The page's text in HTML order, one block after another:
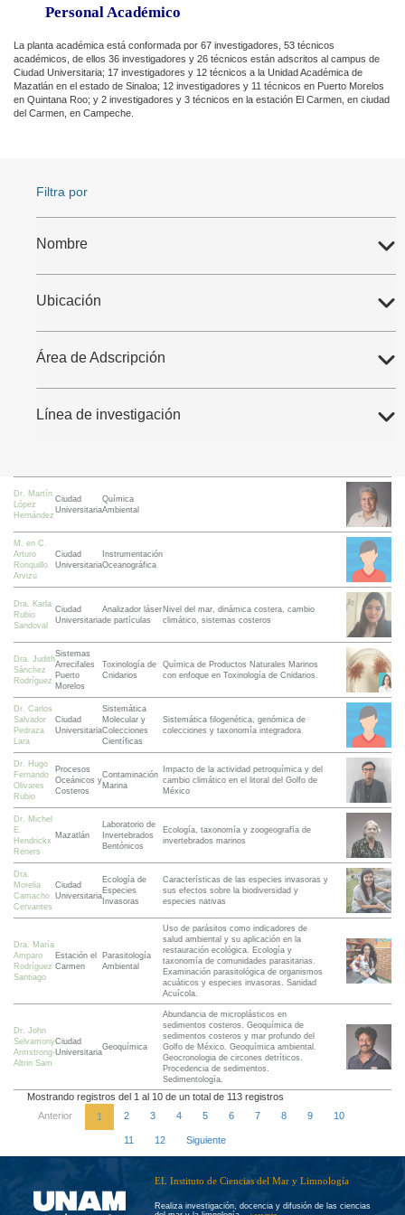
Personal Académico
La planta académica está conformada por 67 investigadores, 53 técnicos
académicos, de ellos 36 investigadores y 26 técnicos están adscritos al campus de
Ciudad Universitaria; 17 investigadores y 12 técnicos a la Unidad Académica de
Mazatlán en el estado de Sinaloa; 12 investigadores y 11 técnicos en Puerto Morelos
en Quintana Roo; y 2 investigadores y 3 técnicos en la estación El Carmen, en ciudad
del Carmen, en Campeche.
Filtra por
Nombre
Ubicación
Área de Adscripción
Línea de investigación
Dr. Martín
López
Hernández
Ciudad
Universitaria
Química
Ambiental
M. en C.
Arturo
Ronquillo
Arvizu
Ciudad
Universitaria
Instrumentación
Oceanográfica
Dra. Karla
Rubio
Sandoval
Ciudad
Universitaria
Analizador láser
de partículas
Nivel del mar, dinámica costera, cambio
climático, sistemas costeros
Dra. Judith
Sánchez
Rodríguez
Sistemas
Arrecifales
Puerto
Morelos
Toxinología de
Cnidarios
Química de Productos Naturales Marinos
con enfoque en Toxinología de Cnidarios.
Dr. Carlos
Salvador
Pedraza
Lara
Ciudad
Universitaria
Sistemática
Molecular y
Colecciones
Científicas
Sistemática filogenética, genómica de
colecciones y taxonomía integradora
Dr. Hugo
Fernando
Olivares
Rubio
Procesos
Oceánicos y
Costeros
Contaminación
Marina
Impacto de la actividad petroquímica y del
cambio climático en el litoral del Golfo de
México
Dr. Michel
E.
Hendrickx
Reners
Mazatlán
Laboratorio de
Invertebrados
Bentónicos
Ecología, taxonomía y zoogeografía de
invertebrados marinos
Dra.
Morelia
Camacho
Cervantes
Ciudad
Universitaria
Ecología de
Especies
Invasoras
Características de las especies invasoras y
sus efectos sobre la biodiversidad y
especies nativas
Dra. María
Amparo
Rodríguez
Santiago
Estación el
Carmen
Parasitología
Ambiental
Uso de parásitos como indicadores de
salud ambiental y su aplicación en la
restauración ecológica. Ecología y
taxonomía de comunidades parasitarias.
Examinación parasitológica de organismos
acuáticos y especies invasoras. Sanidad
Acuícola.
Dr. John
Selvamony
Armstrong-
Altrin Sam
Ciudad
Universitaria
Geoquímica
Abundancia de microplásticos en
sedimentos costeros. Geoquímica de
sedimentos costeros y mar profundo del
Golfo de México. Geoquímica ambiental.
Geocronologia de circones detríticos.
Procedencia de sedimentos.
Sedimentología.
Mostrando registros del 1 al 10 de un total de 113 registros
Anterior
1 2 3 4 5 6 7 8 9 10
11 12 Siguiente
EL Instituto de Ciencias del Mar y Limnología
Realiza investigación, docencia y difusión de las ciencias